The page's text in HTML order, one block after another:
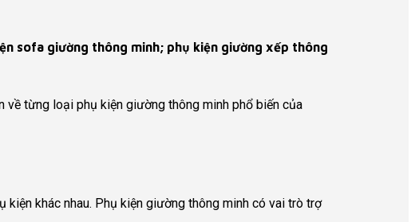
sofa giường thông minh; phụ kiện giường xếp thông
về từng loại phụ kiện giường thông minh phổ biến của
khác nhau. Phụ kiện giường thông minh có vai trò trợ